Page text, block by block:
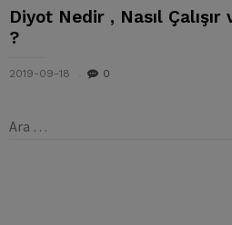
Diyot Nedir , Nasıl
?
2019-09-18 0
Arama: